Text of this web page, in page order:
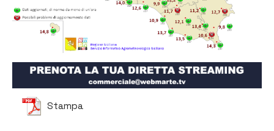
Stampa